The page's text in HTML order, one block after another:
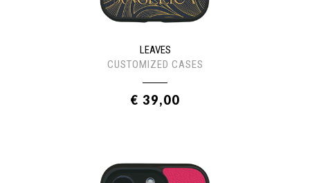
LEAVES
CUSTOMIZED CASES
€ 39,00